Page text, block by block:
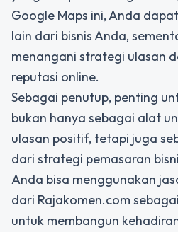
Google Maps ini, Anda
lain dari bisnis Anda,
menangani strategi ulasan
reputasi online.
Sebagai penutup, penting
bukan hanya sebagai alat
ulasan positif, tetapi juga
dari strategi pemasaran
Anda bisa menggunakan
dari Rajakomen.com
untuk membangun